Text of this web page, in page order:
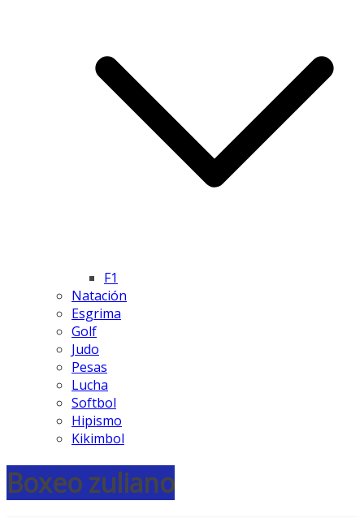
F1
Natación
Esgrima
Golf
Judo
Pesas
Lucha
Softbol
Hipismo
Kikimbol
Boxeo zuliano